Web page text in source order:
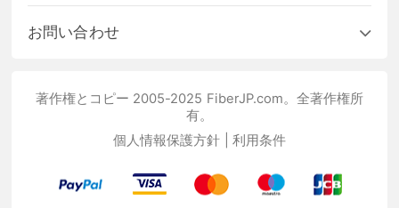
お問い合わせ
著作権とコピー 2005-2025 FiberJP.com。全著作権所
有。
個人情報保護方針
利用条件